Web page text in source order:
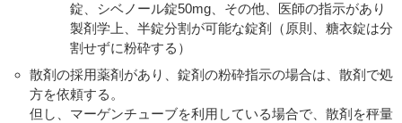
錠、シベノール錠50mg、その他、医師の指示があり
製剤学上、半錠分割が可能な錠剤（原則、糖衣錠は分
割せずに粉砕する）
散剤の採用薬剤があり、錠剤の粉砕指示の場合は、散剤で処
方を依頼する。
但し、マーゲンチューブを利用している場合で、散剤を秤量